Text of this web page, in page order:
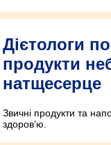
Дієтологи
продукти
натщесерце
Звичні продукти та
здоров’ю.